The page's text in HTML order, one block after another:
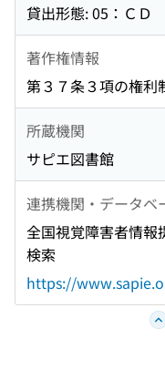
貸出形態: 05：ＣＤ
著作権情報
第３７条３項の権利
所蔵機関
サピエ図書館
連携機関・データベ
全国視覚障害者情報
検索
https://